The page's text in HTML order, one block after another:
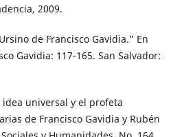
2009.
de Francisco Gavidia.” En
Gavidia: 117-165. San Salvador:
idea universal y el profeta
de Francisco Gavidia y Rubén